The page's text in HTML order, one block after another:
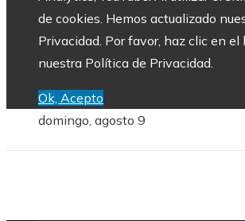
de cookies. Hemos actualizado
Privacidad. Por favor, haz clic en
nuestra Política de Privacidad.
Ok, Acepto
domingo, agosto 9